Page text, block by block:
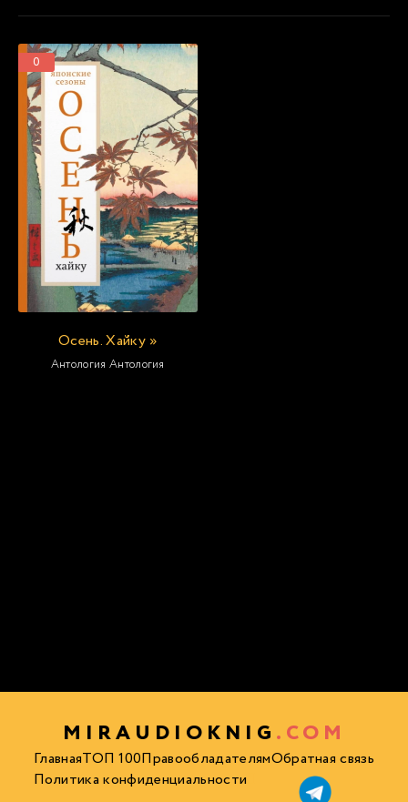
0
Осень. Хайку »
Антология Антология
MIRAUDIOKNIG .COM
ГлавнаяТОП 100ПравообладателямОбратная связь
Политика конфиденциальности